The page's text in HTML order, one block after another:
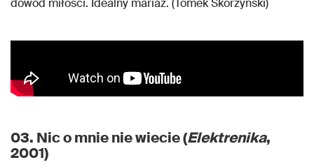
dowód miłości. Idealny mariaż. (Tomek Skórzyński)
03. Nic o mnie nie wiecie (Elektrenika,
2001)